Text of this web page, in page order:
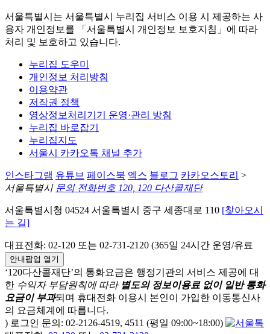
서울특별시는 서울특별시 누리집 서비스 이용 시 제공하는 사
용자 개인정보를 「서울특별시 개인정보 보호지침」에 따라
처리 및 보호하고 있습니다.
누리집 도우미
개인정보 처리방침
이용약관
저작권 정책
영상정보처리기기 운영·관리 방침
누리집 바로잡기
누리집지도
서울시 카카오톡 채널 추가
인스타그램 유튜브 페이스북 엑스 블로그 카카오스토리 >
서울특별시 문의 전화번호 120, 120 다산콜재단
서울특별시청 04524 서울특별시 중구 세종대로 110 [찾아오시
는 길]
대표전화: 02-120 또는 02-731-2120 (365일 24시간 운영/유료
안내팝업 열기
‘120다산콜재단’의 통화요금은 행정기관의 서비스 제공에 대
한 수익자 부담원칙에 따라 별도의 정보이용료 없이 일반 통화
요금이 부과되며 휴대전화 이용시 본인이 가입한 이동통신사
의 요금체계에 따릅니다.
) 로그인 문의: 02-2126-4519, 4511 (평일 09:00~18:00)